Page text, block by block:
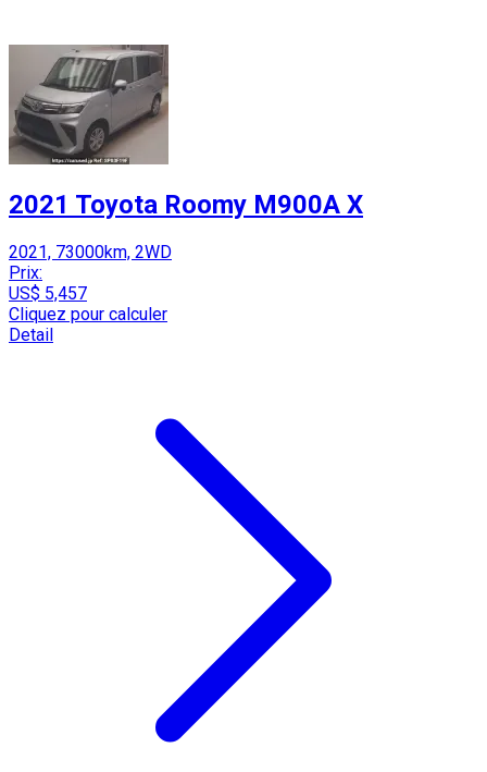
2021 Toyota Roomy M900A X
2021, 73000km, 2WD
Prix:
US$ 5,457
Cliquez pour calculer
Detail